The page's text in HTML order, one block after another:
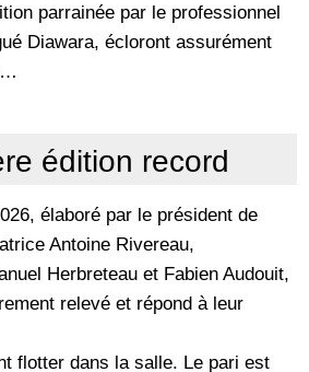
parrainée par le professionnel
Diawara, écloront assurément
édition record
élaboré par le président de
Antoine Rivereau,
Herbreteau et Fabien Audouit,
relevé et répond à leur
flotter dans la salle. Le pari est